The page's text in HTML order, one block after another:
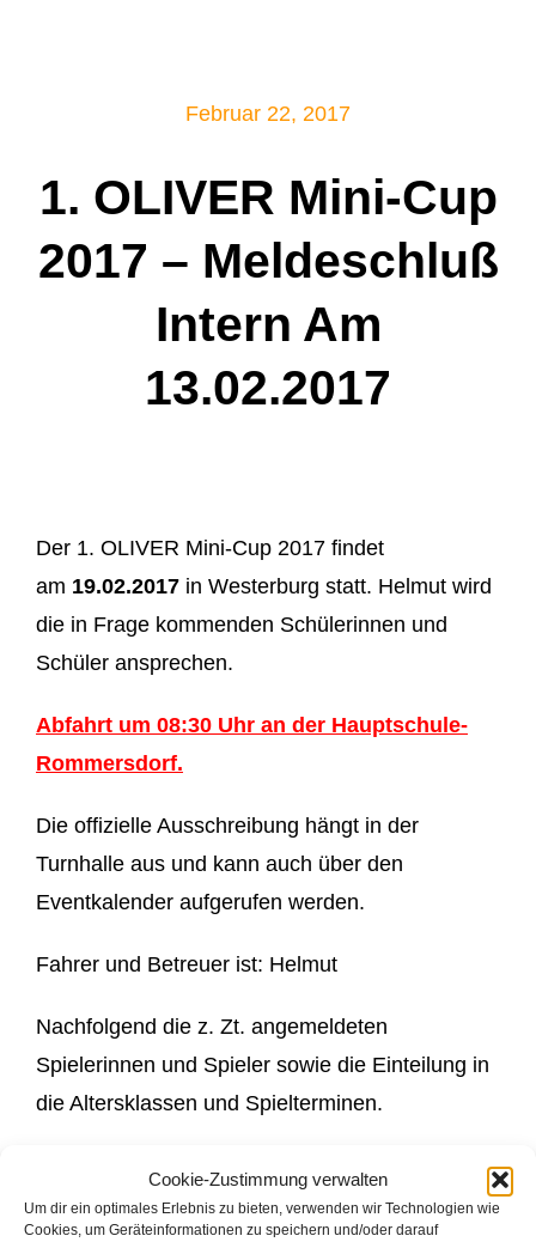
Cookie-Zustimmung verwalten
Um dir ein optimales Erlebnis zu bieten, verwenden wir Technologien wie
Cookies, um Geräteinformationen zu speichern und/oder darauf
Februar 22, 2017
1. OLIVER Mini-Cup
2017 – Meldeschluß
Intern Am
13.02.2017
Der 1. OLIVER Mini-Cup 2017 findet
am 19.02.2017in Westerburg statt. Helmut wird
die in Frage kommenden Schülerinnen und
Schüler ansprechen.
Abfahrt um 08:30 Uhr an der Hauptschule-
Rommersdorf.
Die offizielle Ausschreibung hängt in der
Turnhalle aus und kann auch über den
Eventkalender aufgerufen werden.
Fahrer und Betreuer ist: Helmut
Nachfolgend die z. Zt. angemeldeten
Spielerinnen und Spieler sowie die Einteilung in
die Altersklassen und Spielterminen.
Erik Rudi